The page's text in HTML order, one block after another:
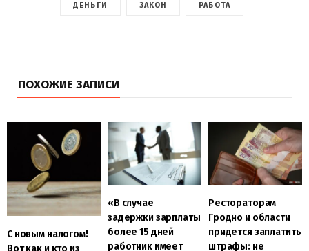
ДЕНЬГИ ЗАКОН РАБОТА
ПОХОЖИЕ ЗАПИСИ
С новым налогом!
Вот как и кто из
«В случае
задержки зарплаты
более 15 дней
работник имеет
Рестораторам
Гродно и области
придется заплатить
штрафы: не